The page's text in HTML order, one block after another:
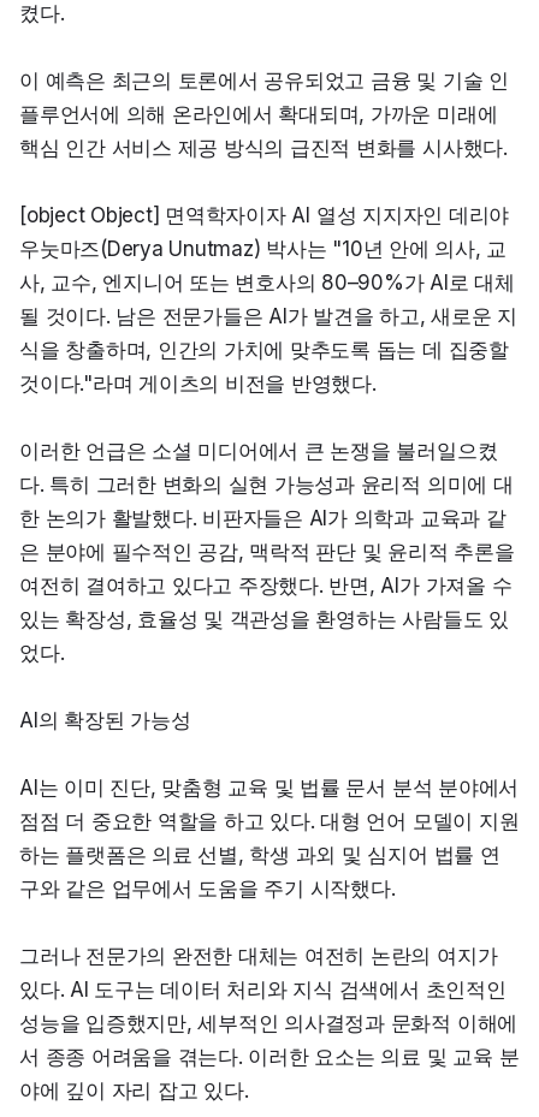
켰다.
이 예측은 최근의 토론에서 공유되었고 금융 및 기술 인
플루언서에 의해 온라인에서 확대되며, 가까운 미래에
핵심 인간 서비스 제공 방식의 급진적 변화를 시사했다.
[object Object] 면역학자이자 AI 열성 지지자인 데리야
우눗마즈(Derya Unutmaz) 박사는 "10년 안에 의사, 교
사, 교수, 엔지니어 또는 변호사의 80–90%가 AI로 대체
될 것이다. 남은 전문가들은 AI가 발견을 하고, 새로운 지
식을 창출하며, 인간의 가치에 맞추도록 돕는 데 집중할
것이다."라며 게이츠의 비전을 반영했다.
이러한 언급은 소셜 미디어에서 큰 논쟁을 불러일으켰
다. 특히 그러한 변화의 실현 가능성과 윤리적 의미에 대
한 논의가 활발했다. 비판자들은 AI가 의학과 교육과 같
은 분야에 필수적인 공감, 맥락적 판단 및 윤리적 추론을
여전히 결여하고 있다고 주장했다. 반면, AI가 가져올 수
있는 확장성, 효율성 및 객관성을 환영하는 사람들도 있
었다.
AI의 확장된 가능성
AI는 이미 진단, 맞춤형 교육 및 법률 문서 분석 분야에서
점점 더 중요한 역할을 하고 있다. 대형 언어 모델이 지원
하는 플랫폼은 의료 선별, 학생 과외 및 심지어 법률 연
구와 같은 업무에서 도움을 주기 시작했다.
그러나 전문가의 완전한 대체는 여전히 논란의 여지가
있다. AI 도구는 데이터 처리와 지식 검색에서 초인적인
성능을 입증했지만, 세부적인 의사결정과 문화적 이해에
서 종종 어려움을 겪는다. 이러한 요소는 의료 및 교육 분
야에 깊이 자리 잡고 있다.